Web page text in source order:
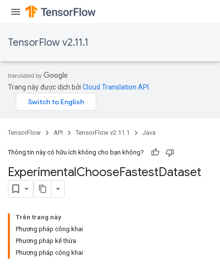
TensorFlow v2.11.1
Trang này được dịch bởi Cloud Translation API
TensorFlow API TensorFlow v2.11.1 Java
Thông tin này có hữu ích không cho bạn không?
ExperimentalChooseFastestDataset
Trên trang này
Phương pháp công khai
Phương pháp kế thừa
Phương pháp công khai